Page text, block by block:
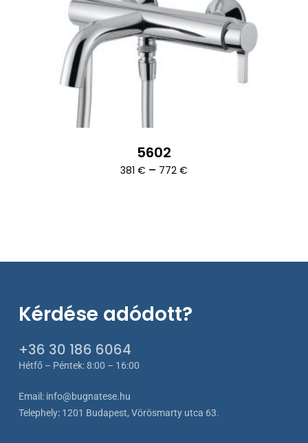
5602
381 € – 772 €Ártartomány:
Kérdése adódott?
+36 30 186 6064
Hétfő – Péntek: 8:00 – 16:00
Email: info@bugnatese.hu
Telephely: 1201 Budapest, Vörösmarty utca 63.